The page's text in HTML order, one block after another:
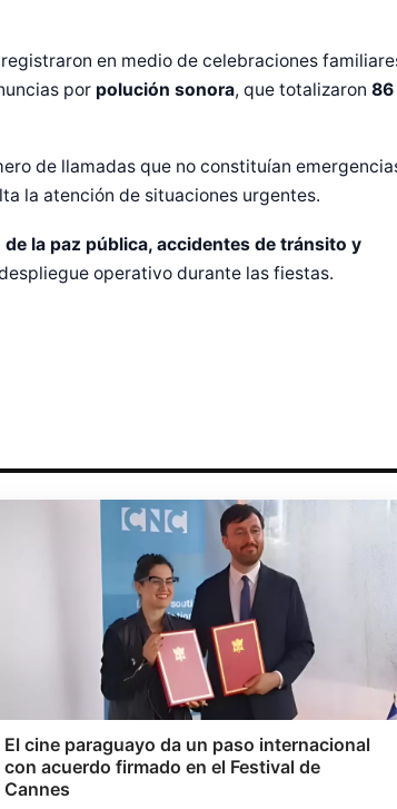
en medio de celebraciones
por polución sonora, que totalizaron 86
de llamadas que no constituían
la atención de situaciones urgentes.
la paz pública, accidentes de tránsito y
operativo durante las fiestas.
El cine paraguayo da un paso internacional
con acuerdo firmado en el Festival de
Cannes